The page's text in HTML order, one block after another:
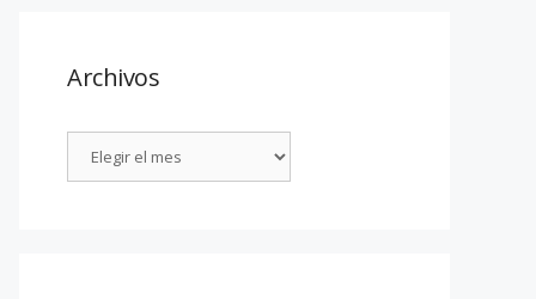
Archivos